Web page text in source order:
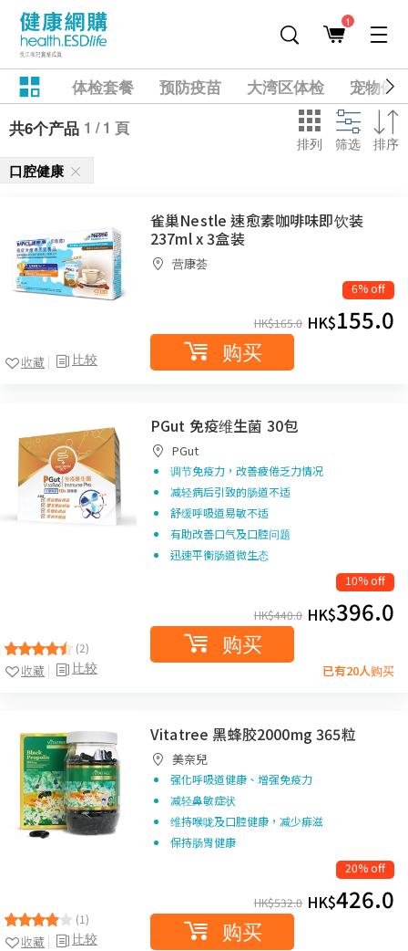
1
体检套餐 预防疫苗 大湾区体检
宠物健
共6个产品 1 / 1 頁
排列 筛选 排序
口腔健康
比较
收藏
雀巢Nestle 速愈素咖啡味即饮装
237ml x 3盒装
营康荟
6% off
HK$165.0 HK$155.0
购买
(2)
比较
收藏
PGut 免疫维生菌 30包
PGut
调节免疫力，改善疲倦乏力情况
减轻病后引致的肠道不适
舒缓呼吸道易敏不适
有助改善口气及口腔问题
迅速平衡肠道微生态
10% off
HK$440.0 HK$396.0
购买
已有20人购买
(1)
比较
收藏
Vitatree 黑蜂胶2000mg 365粒
美奈兒
强化呼吸道健康、增强免疫力
减轻鼻敏症状
维持喉咙及口腔健康，减少痱滋
保持肠胃健康
20% off
HK$532.0 HK$426.0
购买